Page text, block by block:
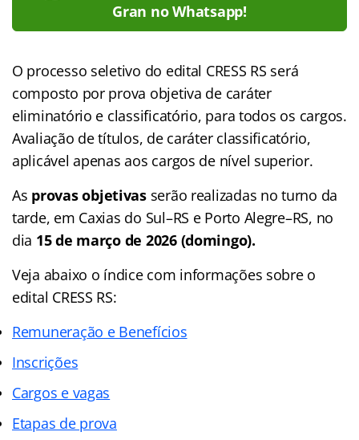
Gran no Whatsapp!
O processo seletivo do edital CRESS RS será
composto por prova objetiva de caráter
eliminatório e classificatório, para todos os cargos.
Avaliação de títulos, de caráter classificatório,
aplicável apenas aos cargos de nível superior.
As provas objetivasserão realizadas no turno da
tarde, em Caxias do Sul–RS e Porto Alegre–RS, no
dia 15 de março de 2026 (domingo).
Veja abaixo o índicecom informações sobre o
edital CRESS RS:
Remuneração e Benefícios
Inscrições
Cargos e vagas
Etapas de prova